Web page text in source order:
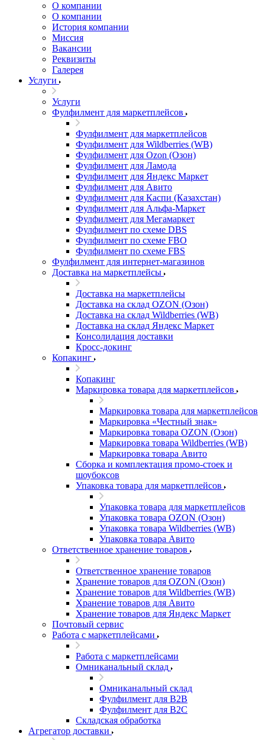
О компании
О компании
История компании
Миссия
Вакансии
Реквизиты
Галерея
Услуги
Услуги
Фулфилмент для маркетплейсов
Фулфилмент для маркетплейсов
Фулфилмент для Wildberries (WB)
Фулфилмент для Ozon (Озон)
Фулфилмент для Ламода
Фулфилмент для Яндекс Маркет
Фулфилмент для Авито
Фулфилмент для Каспи (Казахстан)
Фулфилмент для Альфа-Маркет
Фулфилмент для Мегамаркет
Фулфилмент по схеме DBS
Фулфилмент по схеме FBO
Фулфилмент по схеме FBS
Фулфилмент для интернет-магазинов
Доставка на маркетплейсы
Доставка на маркетплейсы
Доставка на склад OZON (Озон)
Доставка на склад Wildberries (WB)
Доставка на склад Яндекс Маркет
Консолидация доставки
Кросс-докинг
Копакинг
Копакинг
Маркировка товара для маркетплейсов
Маркировка товара для маркетплейсов
Маркировка «Честный знак»
Маркировка товара OZON (Озон)
Маркировка товара Wildberries (WB)
Маркировка товара Авито
Сборка и комплектация промо-стоек и
шоубоксов
Упаковка товара для маркетплейсов
Упаковка товара для маркетплейсов
Упаковка товара OZON (Озон)
Упаковка товара Wildberries (WB)
Упаковка товара Авито
Ответственное хранение товаров
Ответственное хранение товаров
Хранение товаров для OZON (Озон)
Хранение товаров для Wildberries (WB)
Хранение товаров для Авито
Хранение товаров для Яндекс Маркет
Почтовый сервис
Работа с маркетплейсами
Работа с маркетплейсами
Омниканальный склад
Омниканальный склад
Фулфилмент для B2B
Фулфилмент для B2C
Складская обработка
Агрегатор доставки